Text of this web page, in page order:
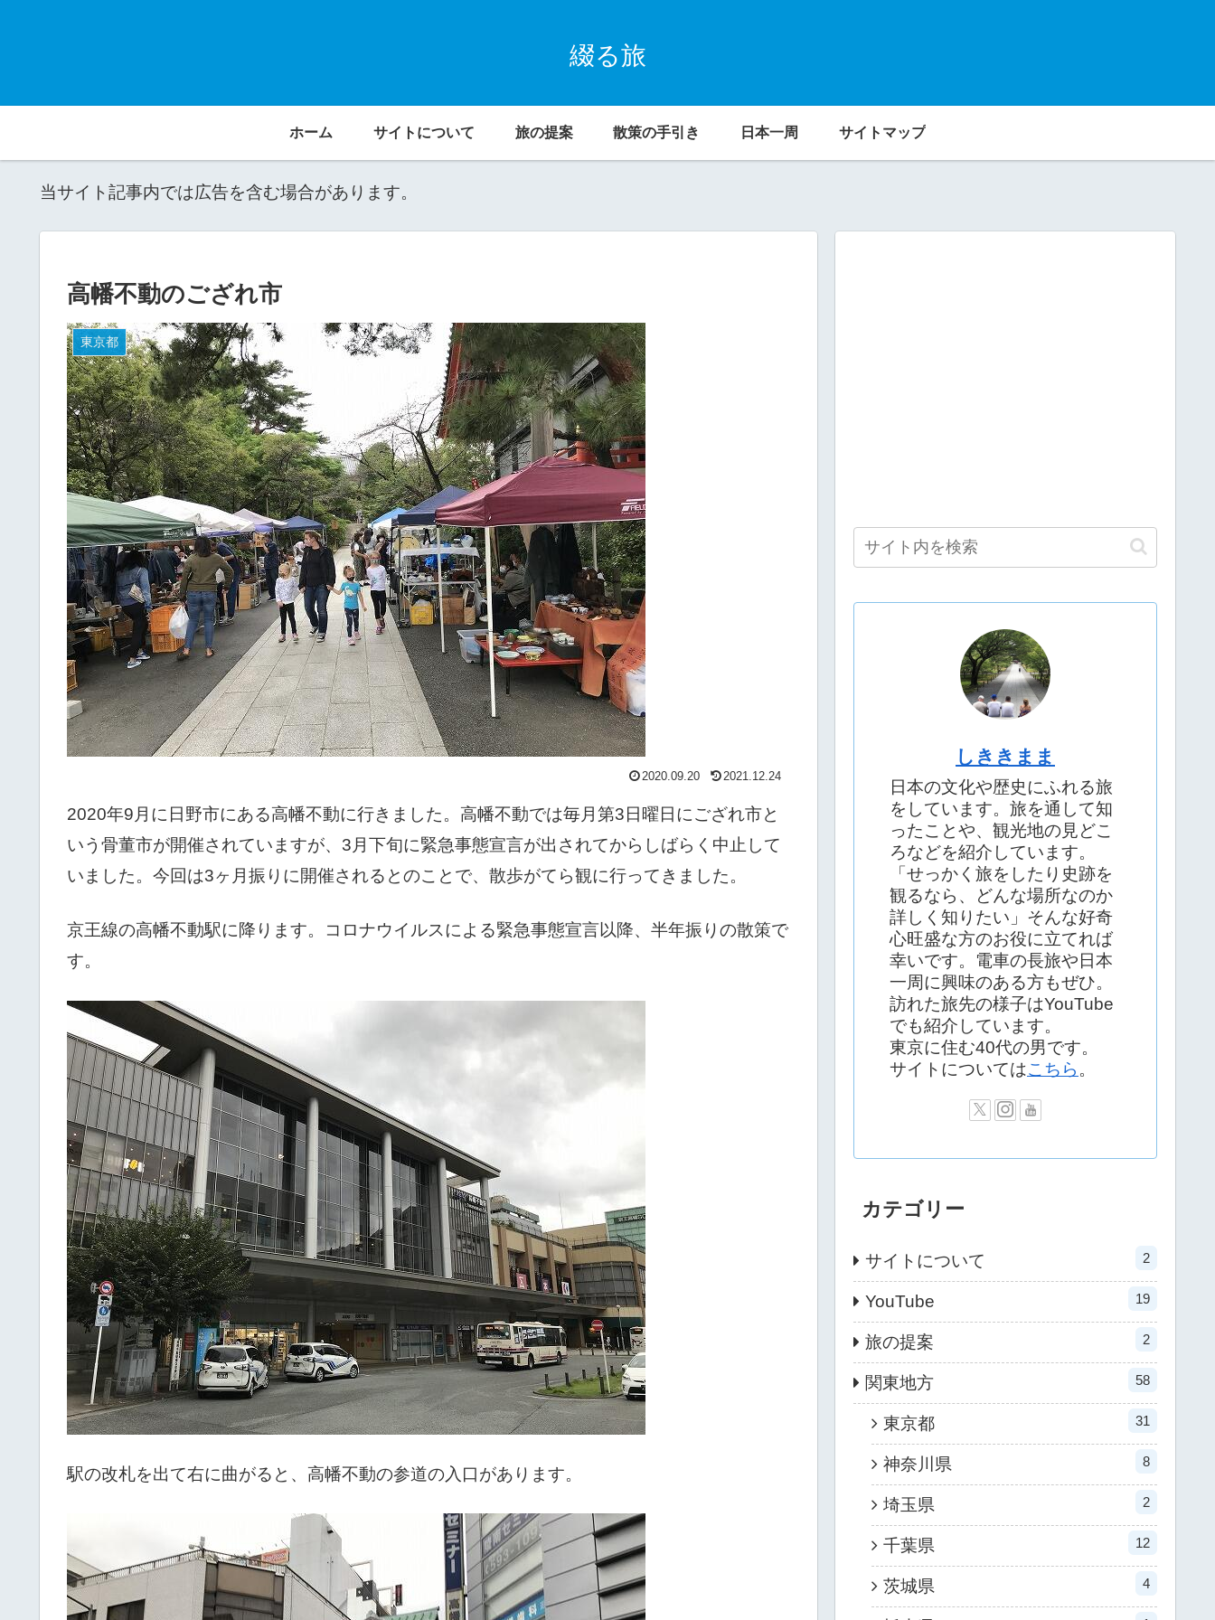
綴る旅
ホーム サイトについて 旅の提案 散策の手引き 日本一周 サイトマップ
当サイト記事内では広告を含む場合があります。
高幡不動のござれ市
東京都
2020.09.20 2021.12.24
2020年9月に日野市にある高幡不動に行きました。高幡不動では毎月第3日曜日にござれ市と
いう骨董市が開催されていますが、3月下旬に緊急事態宣言が出されてからしばらく中止して
いました。今回は3ヶ月振りに開催されるとのことで、散歩がてら観に行ってきました。
京王線の高幡不動駅に降ります。コロナウイルスによる緊急事態宣言以降、半年振りの散策で
す。
駅の改札を出て右に曲がると、高幡不動の参道の入口があります。
しききまま
日本の文化や歴史にふれる旅
をしています。旅を通して知
ったことや、観光地の見どこ
ろなどを紹介しています。
「せっかく旅をしたり史跡を
観るなら、どんな場所なのか
詳しく知りたい」そんな好奇
心旺盛な方のお役に立てれば
幸いです。電車の長旅や日本
一周に興味のある方もぜひ。
訪れた旅先の様子はYouTube
でも紹介しています。
東京に住む40代の男です。
サイトについてはこちら 。
カテゴリー
サイトについて 2
YouTube 19
旅の提案 2
関東地方 58
東京都 31
神奈川県 8
埼玉県 2
千葉県 12
茨城県 4